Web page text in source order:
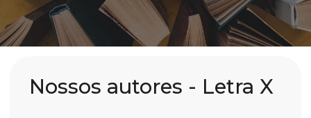
Nossos autores - Letra X